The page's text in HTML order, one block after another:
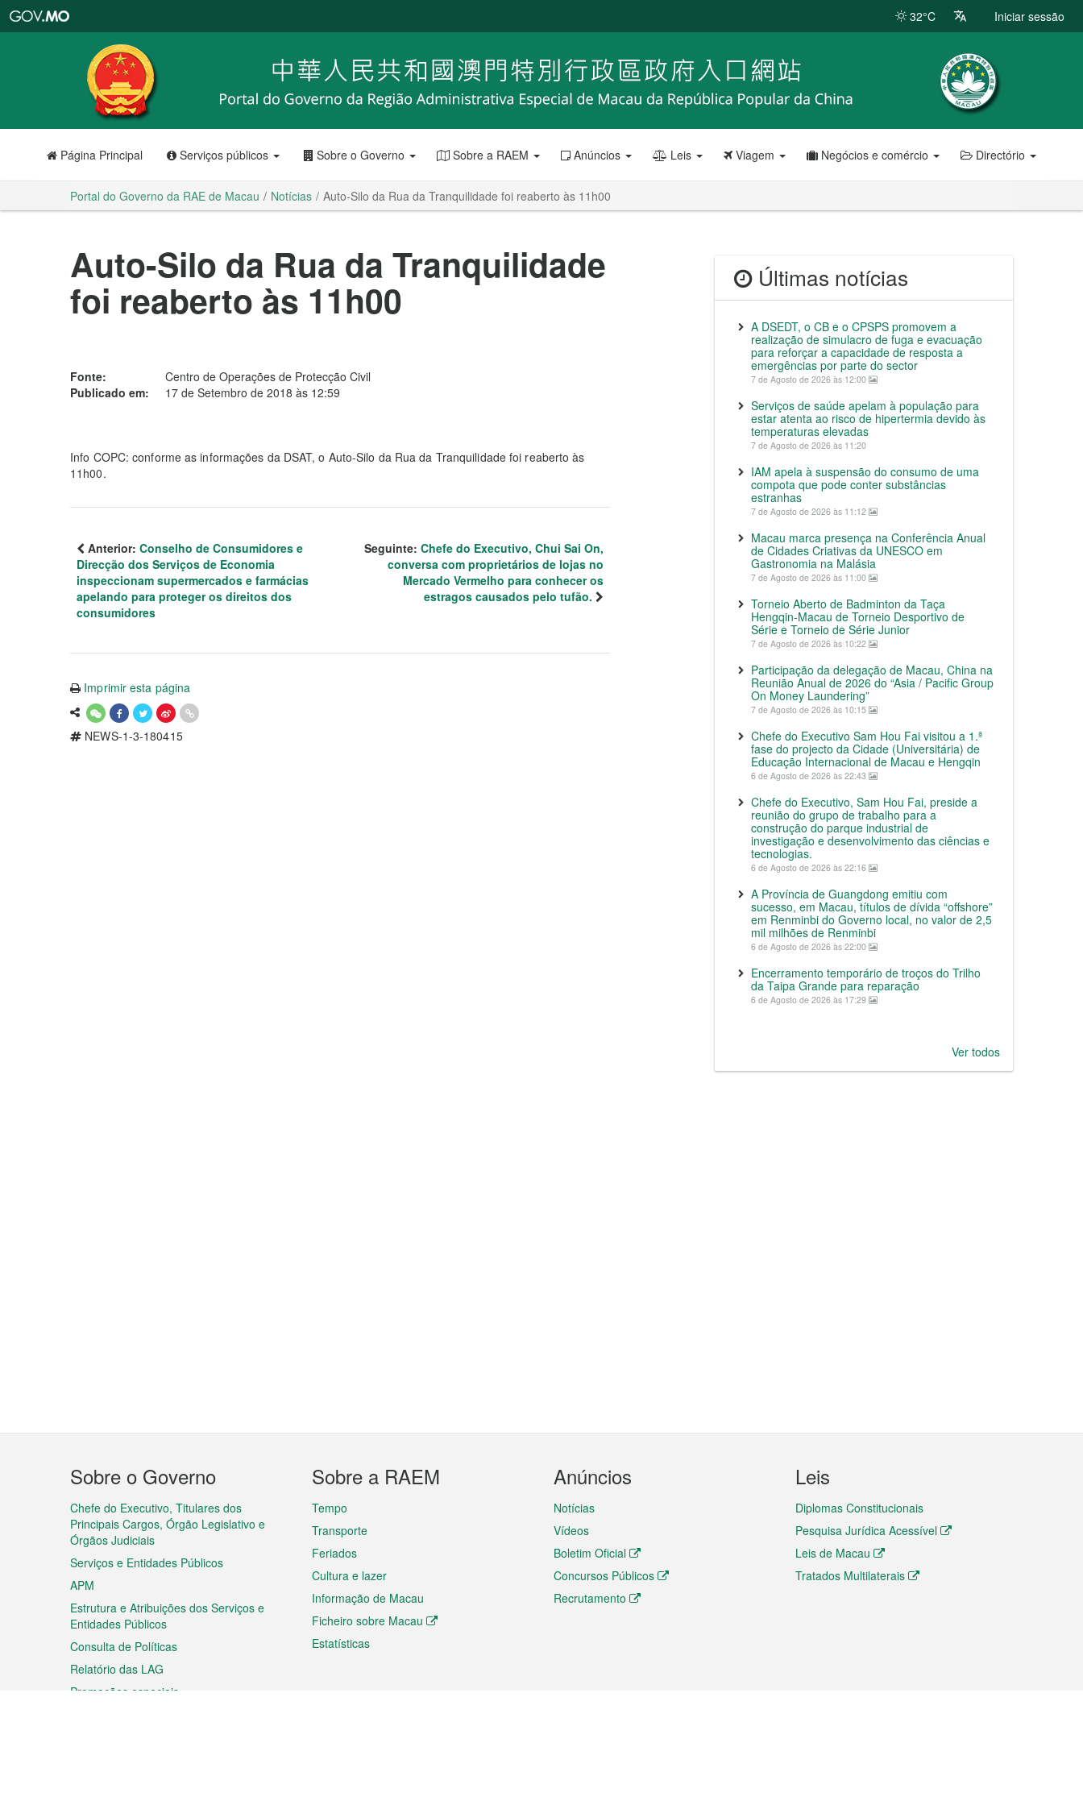
RAE
de
Macau
32°C Iniciar sessão
Página Principal Serviços públicos Sobre o Governo Sobre a RAEM Anúncios Leis Viagem Negócios e comércio Directório
Portal do Governo da RAE de Macau Notícias Auto-Silo da Rua da Tranquilidade foi reaberto às 11h00
Auto-Silo da Rua da Tranquilidade
foi reaberto às 11h00
Fonte:
Centro de Operações de Protecção Civil
Publicado em:
17 de Setembro de 2018 às 12:59
Info COPC: conforme as informações da DSAT, o Auto-Silo da Rua da Tranquilidade foi reaberto às
11h00.
Anterior: Conselho de Consumidores e
Direcção dos Serviços de Economia
inspeccionam supermercados e farmácias
apelando para proteger os direitos dos
consumidores
Seguinte: Chefe do Executivo, Chui Sai On,
conversa com proprietários de lojas no
Mercado Vermelho para conhecer os
estragos causados pelo tufão.
Imprimir esta página
NEWS-1-3-180415
Últimas notícias
A DSEDT, o CB e o CPSPS promovem a
realização de simulacro de fuga e evacuação
para reforçar a capacidade de resposta a
emergências por parte do sector
7 de Agosto de 2026 às 12:00
Serviços de saúde apelam à população para
estar atenta ao risco de hipertermia devido às
temperaturas elevadas
7 de Agosto de 2026 às 11:20
IAM apela à suspensão do consumo de uma
compota que pode conter substâncias
estranhas
7 de Agosto de 2026 às 11:12
Macau marca presença na Conferência Anual
de Cidades Criativas da UNESCO em
Gastronomia na Malásia
7 de Agosto de 2026 às 11:00
Torneio Aberto de Badminton da Taça
Hengqin-Macau de Torneio Desportivo de
Série e Torneio de Série Junior
7 de Agosto de 2026 às 10:22
Participação da delegação de Macau, China na
Reunião Anual de 2026 do “Asia / Pacific Group
On Money Laundering”
7 de Agosto de 2026 às 10:15
Chefe do Executivo Sam Hou Fai visitou a 1.ª
fase do projecto da Cidade (Universitária) de
Educação Internacional de Macau e Hengqin
6 de Agosto de 2026 às 22:43
Chefe do Executivo, Sam Hou Fai, preside a
reunião do grupo de trabalho para a
construção do parque industrial de
investigação e desenvolvimento das ciências e
tecnologias.
6 de Agosto de 2026 às 22:16
A Província de Guangdong emitiu com
sucesso, em Macau, títulos de dívida “offshore”
em Renminbi do Governo local, no valor de 2,5
mil milhões de Renminbi
6 de Agosto de 2026 às 22:00
Encerramento temporário de troços do Trilho
da Taipa Grande para reparação
6 de Agosto de 2026 às 17:29
Ver todos
Menu
do
rodapé
Sobre o Governo
Chefe do Executivo, Titulares dos
Principais Cargos, Órgão Legislativo e
Órgãos Judiciais
Serviços e Entidades Públicos
APM
Estrutura e Atribuições dos Serviços e
Entidades Públicos
Consulta de Políticas
Relatório das LAG
Promoções especiais
Sobre a RAEM
Tempo
Transporte
Feriados
Cultura e lazer
Informação de Macau
Ficheiro sobre Macau
Estatísticas
Anúncios
Notícias
Vídeos
Boletim Oficial
Concursos Públicos
Recrutamento
Leis
Diplomas Constitucionais
Pesquisa Jurídica Acessível
Leis de Macau
Tratados Multilaterais